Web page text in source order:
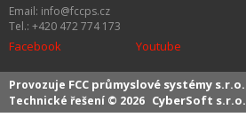
Email: info@fccps.cz
Tel.: +420 472 774 173
Facebook Youtube
Provozuje FCC průmyslové systémy s.r.o.
Technické řešení © 2026 CyberSoft s.r.o.